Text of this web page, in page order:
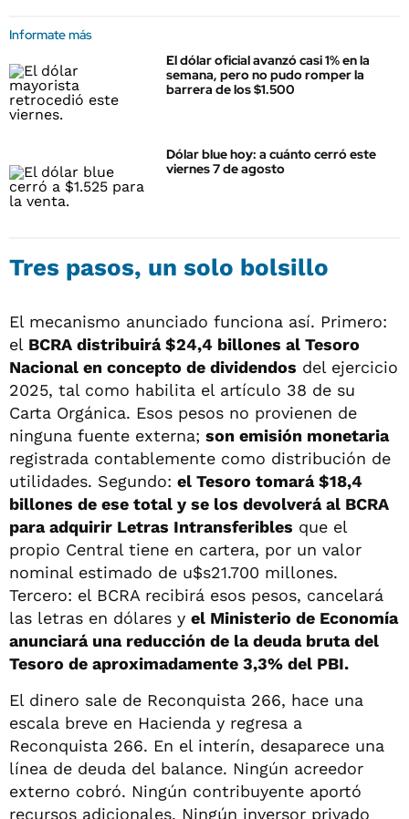
Informate más
El dólar oficial avanzó casi 1% en la
semana, pero no pudo romper la
barrera de los $1.500
Dólar blue hoy: a cuánto cerró este
viernes 7 de agosto
Tres pasos, un solo bolsillo
El mecanismo anunciado funciona así. Primero:
el BCRA distribuirá $24,4 billones al Tesoro
Nacional en concepto de dividendos del ejercicio
2025, tal como habilita el artículo 38 de su
Carta Orgánica. Esos pesos no provienen de
ninguna fuente externa; son emisión monetaria
registrada contablemente como distribución de
utilidades. Segundo: el Tesoro tomará $18,4
billones de ese total y se los devolverá al BCRA
para adquirir Letras Intransferibles que el
propio Central tiene en cartera, por un valor
nominal estimado de u$s21.700 millones.
Tercero: el BCRA recibirá esos pesos, cancelará
las letras en dólares y el Ministerio de Economía
anunciará una reducción de la deuda bruta del
Tesoro de aproximadamente 3,3% del PBI.
El dinero sale de Reconquista 266, hace una
escala breve en Hacienda y regresa a
Reconquista 266. En el interín, desaparece una
línea de deuda del balance. Ningún acreedor
externo cobró. Ningún contribuyente aportó
recursos adicionales. Ningún inversor privado